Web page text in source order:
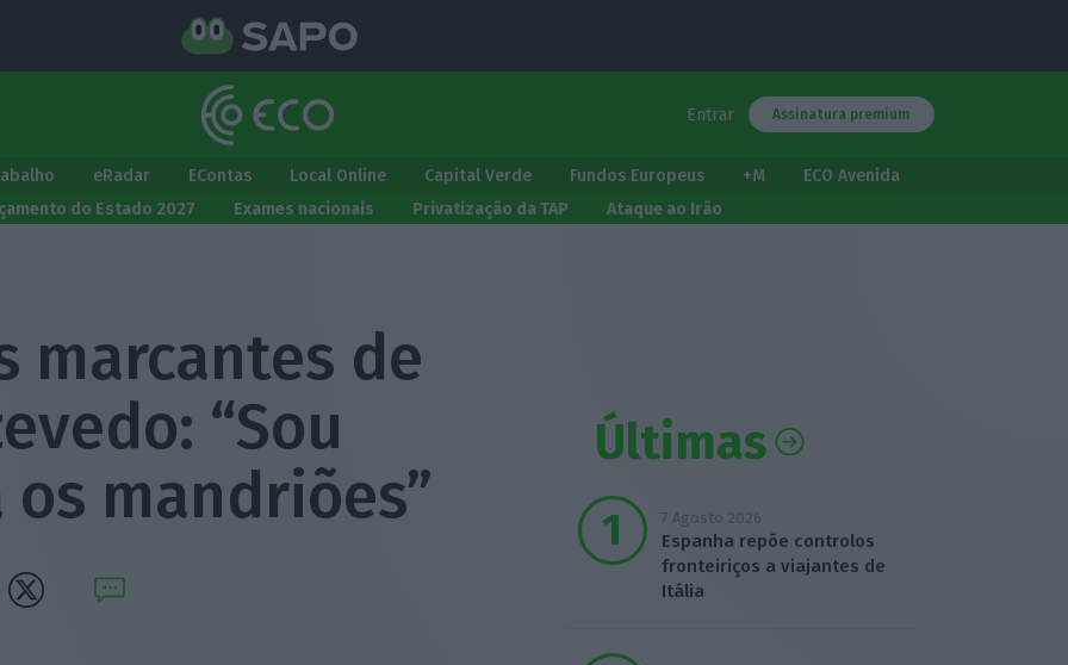
Entrar Assinatura premium
eRadar EContas Local Online Capital Verde Fundos Europeus +M
ECO Avenida
do Estado 2027 Exames nacionais Privatização da TAP Ataque ao Irão
marcantes de
“Sou
mandriões”
Últimas
7 Agosto 2026
Espanha repõe controlos
fronteiriços a viajantes de
Itália